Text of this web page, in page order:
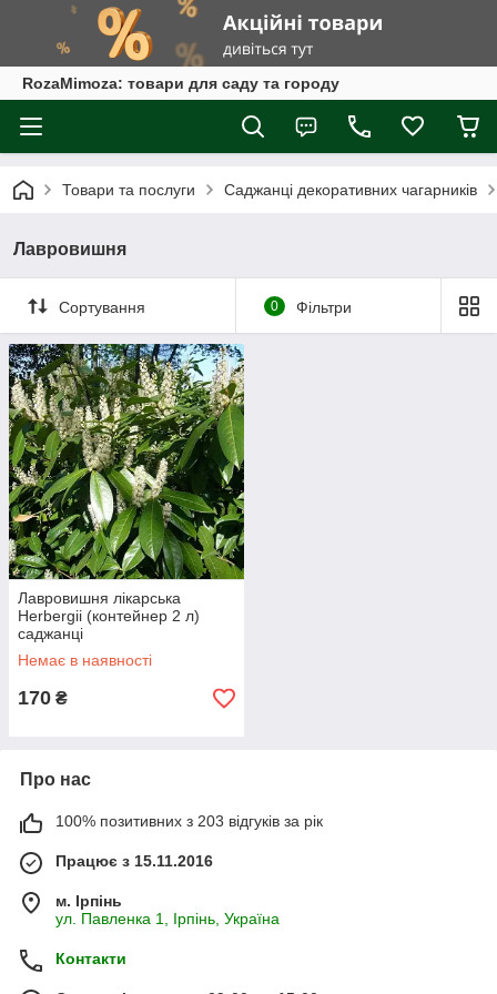
RozaMimoza: товари для саду та городу
Товари та послуги Саджанці декоративних чагарників
Лавровишня
Сортування 0 Фільтри
Лавровишня лікарська
Herbergii (контейнер 2 л)
саджанці
Немає в наявності
170 ₴
Про нас
100% позитивних з 203 відгуків за рік
Працює з 15.11.2016
м. Ірпінь
ул. Павленка 1, Ірпінь, Україна
Контакти